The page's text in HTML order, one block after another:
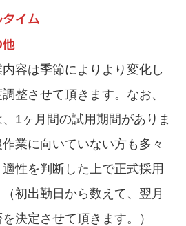
タイム
他
容は季節によりより変化し
整させて頂きます。なお、
1ヶ月間の試用期間がありま
業に向いていない方も多々
性を判断した上で正式採用
初出勤日から数えて、翌月
決定させて頂きます。）